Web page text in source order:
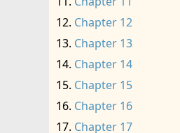
Chapter 12
Chapter 13
Chapter 14
Chapter 15
Chapter 16
Chapter 17